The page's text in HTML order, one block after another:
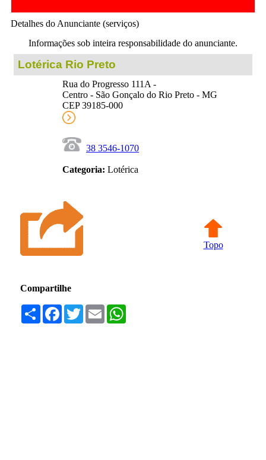
Detalhes do Anunciante (serviços)
Informações sob inteira responsabilidade do anunciante.
Lotérica Rio Preto
Rua do Progresso 111A -
Centro - São Gonçalo do Rio Preto - MG
CEP 39185-000
38 3546-1070
Categoria: Lotérica
Topo
Compartilhe
Compartilhar
Facebook
TwitterEmail